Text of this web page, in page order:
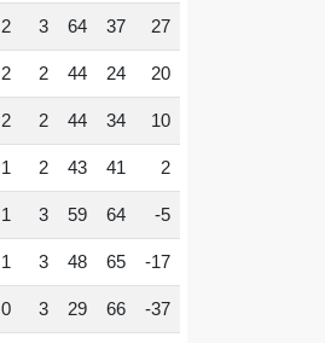
2 3 64 37 27
2 2 44 24 20
2 2 44 34 10
1 2 43 41 2
1 3 59 64 -5
1 3 48 65 -17
0 3 29 66 -37